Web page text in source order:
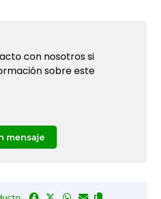
con nosotros si
sobre este
mensaje